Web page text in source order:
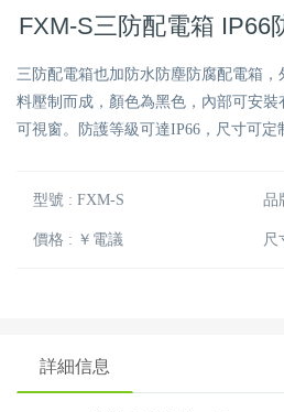
FXM-S三防配電箱 IP66
三防配電箱也加防水防塵防腐配電箱
料壓制而成，顏色為黑色，內部可安
可視窗。防護等級可達IP66，尺寸可定
型號 : FXM-S 品
價格 : ￥電議 尺
詳細信息